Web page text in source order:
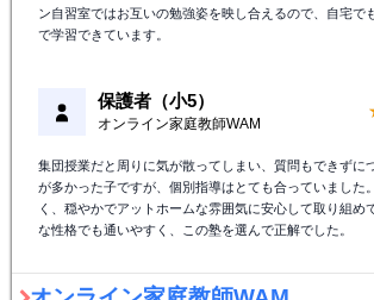
ン自習室ではお互いの勉強姿を映し合えるので、自宅で
で学習できています。
保護者（小5）
オンライン家庭教師WAM
集団授業だと周りに気が散ってしまい、質問もできずに
が多かった子ですが、個別指導はとても合っていました
く、穏やかでアットホームな雰囲気に安心して取り組め
な性格でも通いやすく、この塾を選んで正解でした。